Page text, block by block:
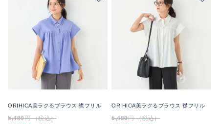
ORIHICA美ラクるブラウス 襟フリル
5,489円 （税込）
ORIHICA美ラクるブラウス 襟フリル
5,489円 （税込）